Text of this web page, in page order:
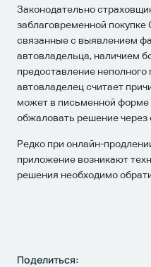
Законодательно
заблаговременной
связанные с выявлением
автовладельца, наличием
предоставление неполного
автовладелец считает
может в письменной форме
обжаловать решение через
Редко при онлайн-
приложение возникают
решения необходимо
Поделиться: